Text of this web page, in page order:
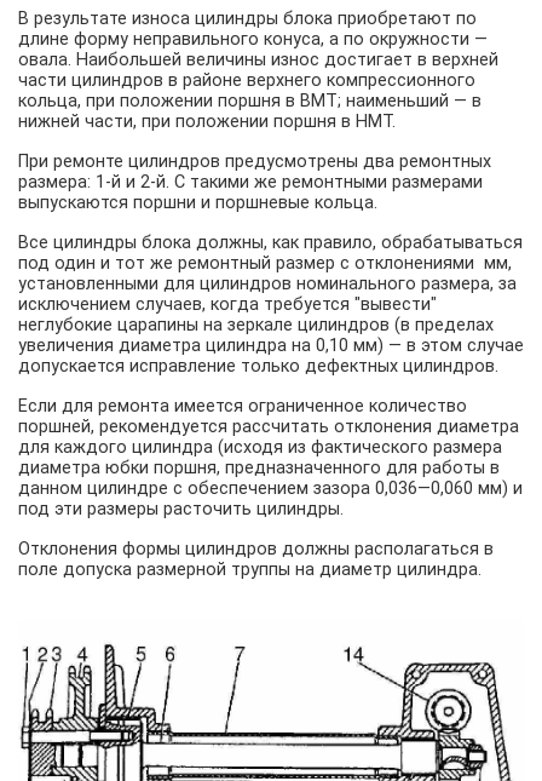
В результате износа цилиндры блока приобретают по
длине форму неправильного конуса, а по окружности —
овала. Наибольшей величины износ достигает в верхней
части цилиндров в районе верхнего компрессионного
кольца, при положении поршня в ВМТ; наименьший — в
нижней части, при положении поршня в НМТ.
При ремонте цилиндров предусмотрены два ремонтных
размера: 1-й и 2-й. С такими же ремонтными размерами
выпускаются поршни и поршневые кольца.
Все цилиндры блока должны, как правило, обрабатываться
под один и тот же ремонтный размер с отклонениями мм,
установленными для цилиндров номинального размера, за
исключением случаев, когда требуется "вывести"
неглубокие царапины на зеркале цилиндров (в пределах
увеличения диаметра цилиндра на 0,10 мм) — в этом случае
допускается исправление только дефектных цилиндров.
Если для ремонта имеется ограниченное количество
поршней, рекомендуется рассчитать отклонения диаметра
для каждого цилиндра (исходя из фактического размера
диаметра юбки поршня, предназначенного для работы в
данном цилиндре с обеспечением зазора 0,036—0,060 мм) и
под эти размеры расточить цилиндры.
Отклонения формы цилиндров должны располагаться в
поле допуска размерной труппы на диаметр цилиндра.